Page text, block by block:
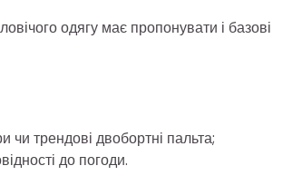
одягу має пропонувати і базові
трендові двобортні пальта;
до погоди.